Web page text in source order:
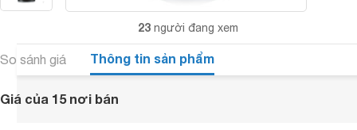
23 người đang xem
So sánh giá Thông tin sản phẩm
Giá của 15 nơi bán